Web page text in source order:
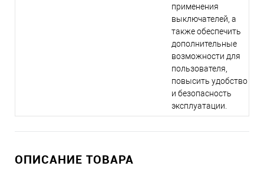
применения
выключателей, а
также обеспечить
дополнительные
возможности для
пользователя,
повысить удобство
и безопасность
эксплуатации.
ОПИСАНИЕ ТОВАРА